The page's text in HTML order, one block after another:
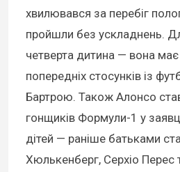
хвилювався за перебіг
пройшли без ускладнень.
четверта дитина — вона має
попередніх стосунків із
Бартрою. Також Алонсо
гонщиків Формули-1 у
дітей — раніше батьками
Хюлькенберг, Серхіо Перес